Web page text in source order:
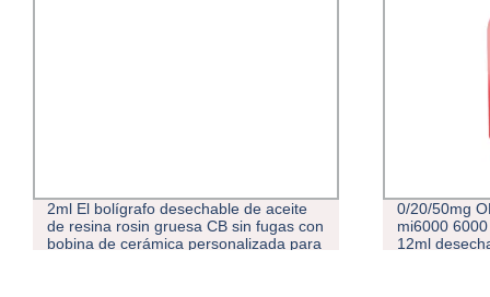
2ml El bolígrafo desechable de aceite
de resina rosin gruesa CB sin fugas con
bobina de cerámica personalizada para
0/20/50mg
mi6000
12ml